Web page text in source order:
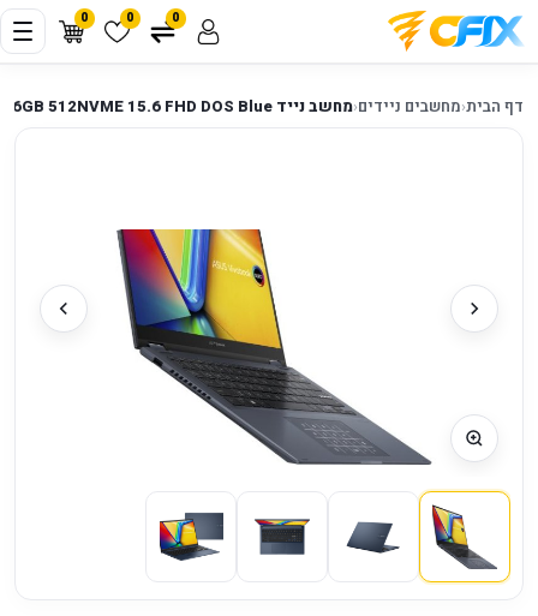
0 0 0
דף הבית‹מחשבים ניידים‹מחשב נייד ASUS VivoBook 15 Core 5 120U 16GB 512NVME 15.6 FHD DOS Blue